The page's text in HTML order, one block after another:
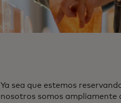
Ya sea que estemos
nosotros somos ampliamente